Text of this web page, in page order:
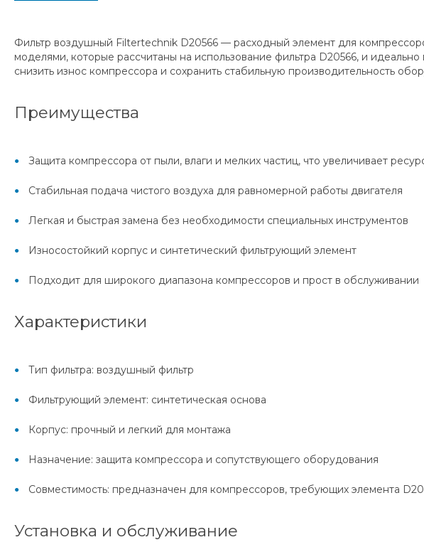
Фильтр воздушный Filtertechnik D20566 — расходный элемент для
моделями, которые рассчитаны на использование фильтра D20566, и
снизить износ компрессора и сохранить стабильную производительность
Преимущества
Защита компрессора от пыли, влаги и мелких частиц, что увеличивает
Стабильная подача чистого воздуха для равномерной работы двигателя
Легкая и быстрая замена без необходимости специальных инструментов
Износостойкий корпус и синтетический фильтрующий элемент
Подходит для широкого диапазона компрессоров и прост в обслуживании
Характеристики
Тип фильтра: воздушный фильтр
Фильтрующий элемент: синтетическая основа
Корпус: прочный и легкий для монтажа
Назначение: защита компрессора и сопутствующего оборудования
Совместимость: предназначен для компрессоров, требующих элемента
Установка и обслуживание